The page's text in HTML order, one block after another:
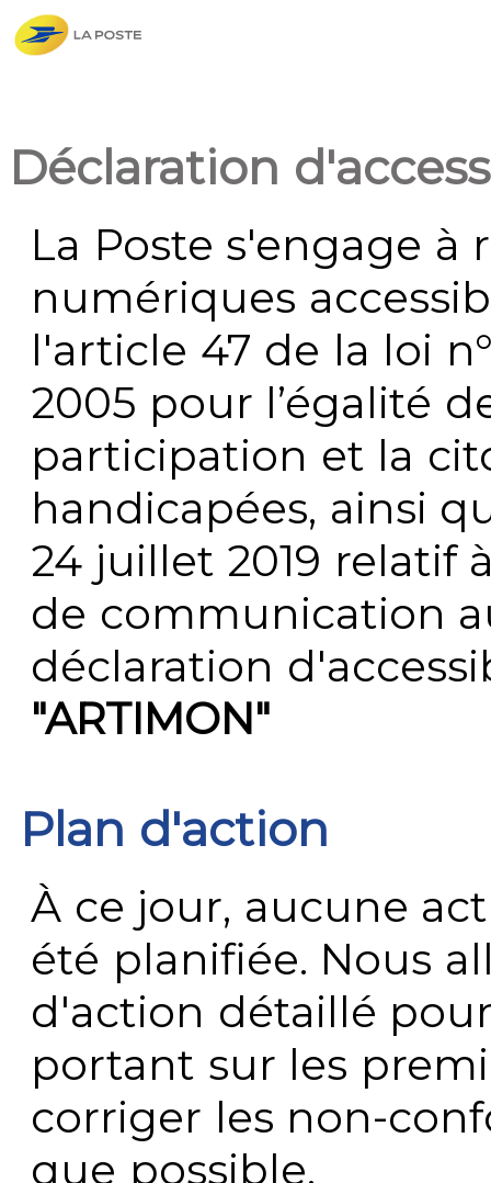
Déclaration
La Poste s'engage à
numériques
l'article 47 de la loi
2005 pour l’égalité
participation et la
handicapées, ainsi
24 juillet 2019 relatif
de communication
déclaration
"ARTIMON"
Plan d'action
À ce jour, aucune
été planifiée. Nous
d'action détaillé
portant sur les
corriger les non-
que possible.